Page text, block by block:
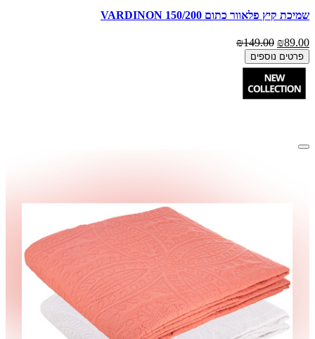
שמיכת קיץ פלאוור כתום 150/200 VARDINON
₪89.00
₪149.00
פרטים נוספים